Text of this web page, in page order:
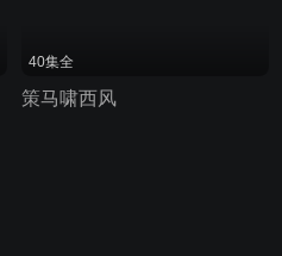
40集全
策马啸西风